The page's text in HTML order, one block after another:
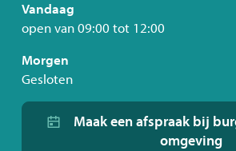
Vandaag
open van09:00 tot 12:00
Morgen
Gesloten
Maak een afspraak bij
omgeving